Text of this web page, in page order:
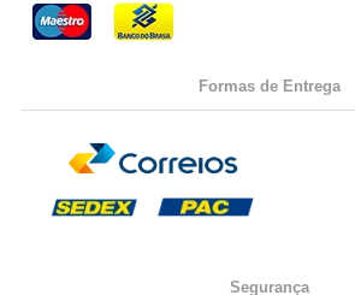
Formas de Entrega
Segurança